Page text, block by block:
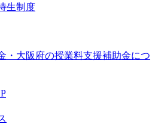
生制度
・大阪府の授業料支援補助金につ